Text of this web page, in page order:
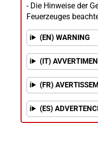
- Die Hinweise der
Feuerzeuges
(EN) WARNING
(IT)
(FR)
(ES)